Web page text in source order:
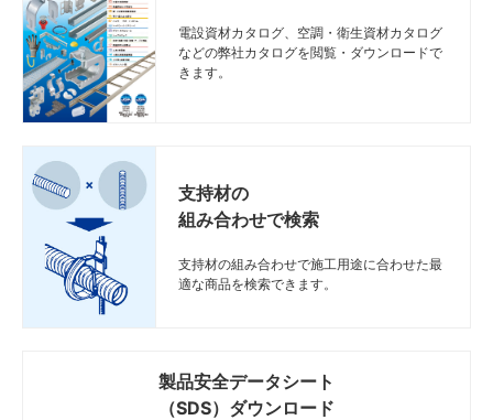
電設資材カタログ、空調・衛生資材カタログ
などの弊社カタログを閲覧・ダウンロードで
きます。
支持材の
組み合わせで検索
支持材の組み合わせで施工用途に合わせた最
適な商品を検索できます。
製品安全データシート
（SDS）ダウンロード